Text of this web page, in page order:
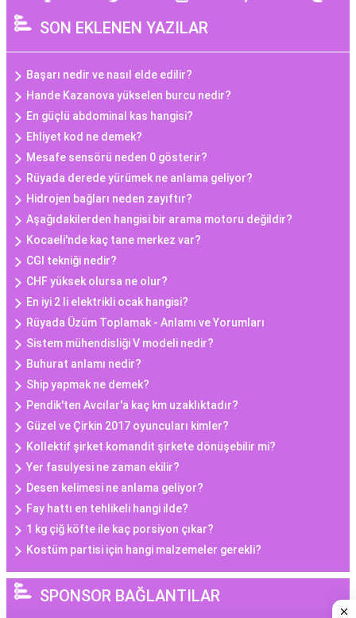
SON EKLENEN YAZILAR
Başarı nedir ve nasıl elde edilir?
Hande Kazanova yükselen burcu nedir?
En güçlü abdominal kas hangisi?
Ehliyet kod ne demek?
Mesafe sensörü neden 0 gösterir?
Rüyada derede yürümek ne anlama geliyor?
Hidrojen bağları neden zayıftır?
Aşağıdakilerden hangisi bir arama motoru değildir?
Kocaeli'nde kaç tane merkez var?
CGI tekniği nedir?
CHF yüksek olursa ne olur?
En iyi 2 li elektrikli ocak hangisi?
Rüyada Üzüm Toplamak - Anlamı ve Yorumları
Sistem mühendisliği V modeli nedir?
Buhurat anlamı nedir?
Ship yapmak ne demek?
Pendik'ten Avcılar'a kaç km uzaklıktadır?
Güzel ve Çirkin 2017 oyuncuları kimler?
Kollektif şirket komandit şirkete dönüşebilir mi?
Yer fasulyesi ne zaman ekilir?
Desen kelimesi ne anlama geliyor?
Fay hattı en tehlikeli hangi ilde?
1 kg çiğ köfte ile kaç porsiyon çıkar?
Kostüm partisi için hangi malzemeler gerekli?
SPONSOR BAĞLANTILAR